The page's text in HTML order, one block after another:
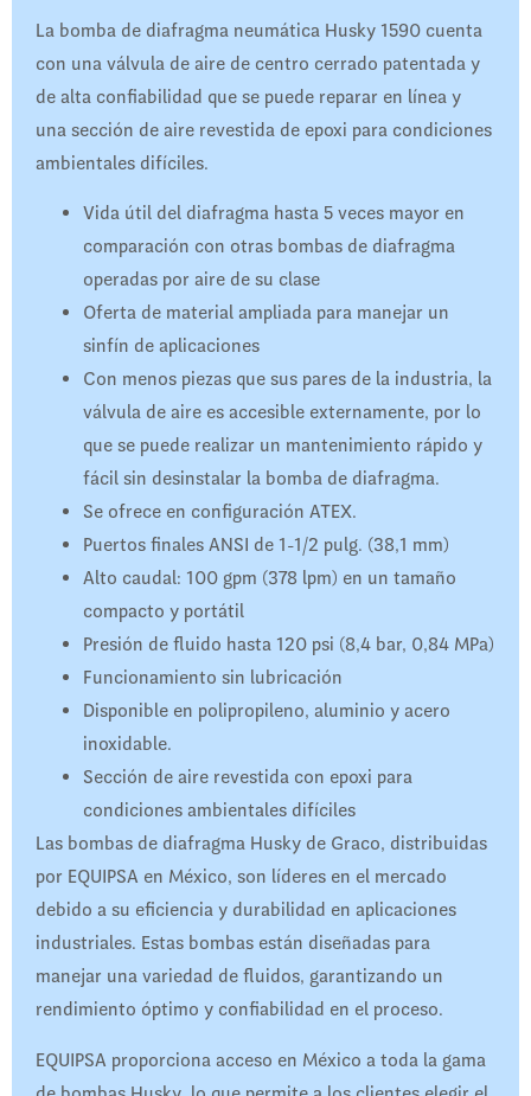
La bomba de diafragma neumática Husky 1590 cuenta
con una válvula de aire de centro cerrado patentada y
de alta confiabilidad que se puede reparar en línea y
una sección de aire revestida de epoxi para condiciones
ambientales difíciles.
Vida útil del diafragma hasta 5 veces mayor en
comparación con otras bombas de diafragma
operadas por aire de su clase
Oferta de material ampliada para manejar un
sinfín de aplicaciones
Con menos piezas que sus pares de la industria, la
válvula de aire es accesible externamente, por lo
que se puede realizar un mantenimiento rápido y
fácil sin desinstalar la bomba de diafragma.
Se ofrece en configuración ATEX.
Puertos finales ANSI de 1-1/2 pulg. (38,1 mm)
Alto caudal: 100 gpm (378 lpm) en un tamaño
compacto y portátil
Presión de fluido hasta 120 psi (8,4 bar, 0,84 MPa)
Funcionamiento sin lubricación
Disponible en polipropileno, aluminio y acero
inoxidable.
Sección de aire revestida con epoxi para
condiciones ambientales difíciles
Las bombas de diafragma Husky de Graco, distribuidas
por EQUIPSA en México, son líderes en el mercado
debido a su eficiencia y durabilidad en aplicaciones
industriales. Estas bombas están diseñadas para
manejar una variedad de fluidos, garantizando un
rendimiento óptimo y confiabilidad en el proceso.
EQUIPSA proporciona acceso en México a toda la gama